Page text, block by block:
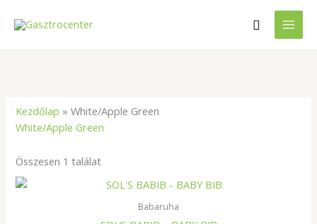
Search
Kezdőlap »White/Apple Green
White/Apple Green
Összesen 1 találat
Babaruha